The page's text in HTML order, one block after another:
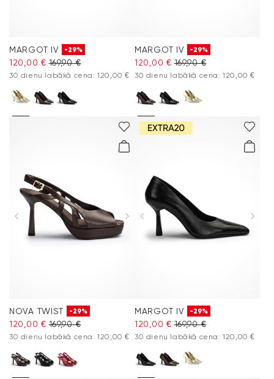
MARGOT IV -29%
120,00 € 169,90 €
30 dienu labākā cena: 120,00 €
MARGOT IV -29%
120,00 € 169,90 €
30 dienu labākā cena: 120,00 €
NOVA TWIST -29%
120,00 € 169,90 €
30 dienu labākā cena: 120,00 €
MARGOT IV -29%
120,00 € 169,90 €
30 dienu labākā cena: 120,00 €